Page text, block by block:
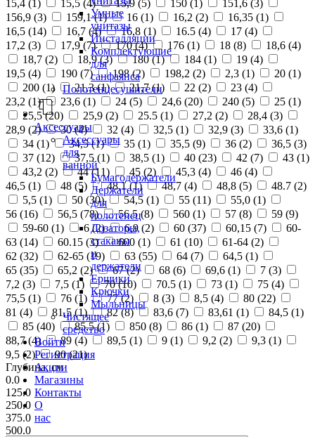
Умные
унитазы
Инсталляции
Комплектующие
для
санфаянса
Полотенцесушители
Аксессуары
Аксессуары
для
ванной
Бумагодержатели
Держатели
для
полотенец
Дозаторы,
стаканы
и
держатели
Ершики
Крючки
Мыльницы
Чистящее
средство
Войти
Регистрация
Акции
Магазины
Контакты
О
нас
15,4 (1 ) 15,5 (4) 15,9 (5) 150 (1 ) 151,6 (3)
156,9 (3) 159,1 (1) 16 (1) 16,2 (2) 16,35 (1)
16,5 (14) 16,7 (4) 16,8 (1) 16.5 (4) 17 (4)
17,2 (3) 17,9 (7) 170 (4) 176 (1) 18 (8) 18,6 (4)
18,7 (2) 18,9 (3) 180 (1) 184 (1) 19 (4)
19,5 (4) 190 (7) 198 (2) 198,2 (2) 2,3 (1) 20 (1)
200 (1) 21,3 (1) 21,7 (1) 22 (2) 23 (4)
23,2 (1) 23,6 (1) 24 (5) 24,6 (20) 240 (5) 25 (1)
25,5 (20) 25,9 (2) 25.5 (1) 27,2 (2) 28,4 (3)
28,9 (2) 30 (4) 32 (4) 32,5 (1) 32,9 (3) 33,6 (1)
34 (1) 34,5 (1) 35 (1) 35,5 (9) 36 (2) 36,5 (3)
37 (12) 37,5 (1) 38,5 (1) 40 (23) 42 (7) 43 (1)
43,2 (2) 44 (11) 45 (2) 45,3 (4) 46 (4)
46,5 (1) 48 (5) 48,1 (1) 48,7 (4) 48,8 (5) 48.7 (2)
5,5 (1) 50 (30) 54,5 (1) 55 (11) 55,0 (1)
56 (16) 56,5 (78) 56.5 (8) 560 (1) 57 (8) 59 (9)
59-60 (1) 6 (2) 6,9 (2) 60 (37) 60,15 (7)
60-
63 (14) 60.15 (3) 600 (1) 61 (10) 61-64 (2)
62 (32) 62-65 (19) 63 (55) 64 (7) 64,5 (1)
65 (35) 65,2 (2) 67 (2) 68 (6) 69,6 (1) 7 (3)
7,2 (3) 7,5 (1) 70 (10) 70.5 (1) 73 (1) 75 (4)
75,5 (1) 76 (1) 77 (2) 8 (3) 8,5 (4) 80 (22)
81 (4) 81,5 (1) 82 (8) 83,6 (7) 83,61 (1) 84,5 (1)
85 (40) 85,5 (1) 850 (8) 86 (1) 87 (20)
88,7 (4) 89 (4) 89,5 (1) 9 (1) 9,2 (2) 9,3 (1)
9,5 (2) 90 (21)
Глубина, см
0.0
125.0
250.0
375.0
500.0